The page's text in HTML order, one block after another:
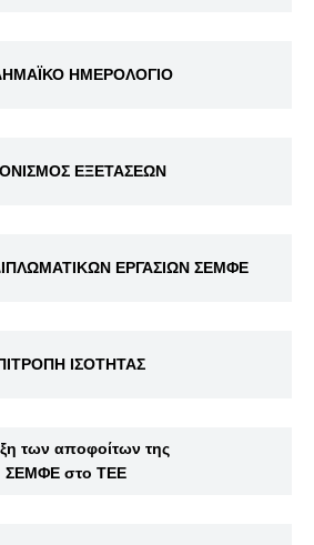
ΗΜΕΡΟΛΟΓΙΟ
ΕΞΕΤΑΣΕΩΝ
ΕΡΓΑΣΙΩΝ ΣΕΜΦΕ
ΙΣΟΤΗΤΑΣ
των αποφοίτων της
ΣΕΜΦΕ στο ΤΕΕ